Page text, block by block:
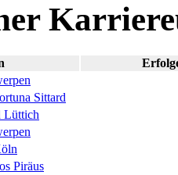
Sittard
Lüttich
Piräus